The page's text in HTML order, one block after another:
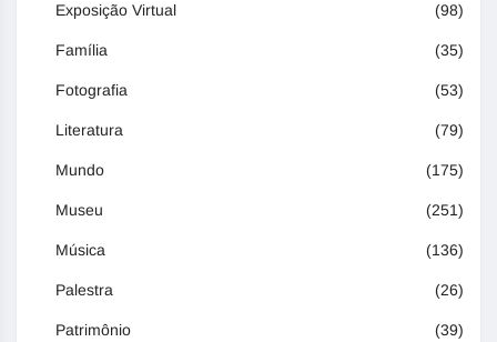
Exposição Virtual (98)
Família (35)
Fotografia (53)
Literatura (79)
Mundo (175)
Museu (251)
Música (136)
Palestra (26)
Patrimônio (39)